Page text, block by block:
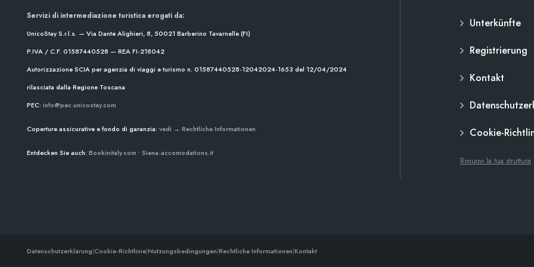
Servizi di intermediazione turistica erogati da:
UnicoStay S.r.l.s. — Via Dante Alighieri, 8, 50021 Barberino Tavarnelle (FI)
P.IVA / C.F. 01587440528 — REA FI-218042
Autorizzazione SCIA per agenzia di viaggi e turismo n. 01587440528-12042024-1653 del 12/04/2024
rilasciata dalla Regione Toscana
PEC: info@pec.unicostay.com
Coperture assicurative e fondo di garanzia: vedi → Rechtliche Informationen
Entdecken Sie auch: Bookinitaly.com • Siena-accomodations.it
Unterkünfte
Registrierung
Kontakt
Cookie-
Rimuovi la tua struttura
Datenschutzerklärung|Cookie-Richtlinie|Nutzungsbedingungen|Rechtliche Informationen|Kontakt